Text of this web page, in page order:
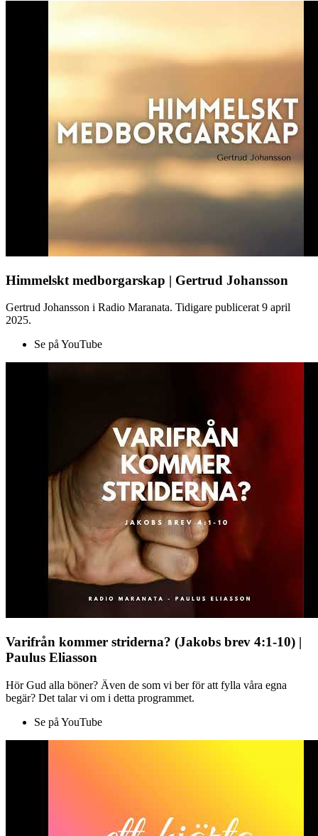
Himmelskt medborgarskap | Gertrud Johansson
Gertrud Johansson i Radio Maranata. Tidigare publicerat 9 april
2025.
Se på YouTube
Varifrån kommer striderna? (Jakobs brev 4:1-10) |
Paulus Eliasson
Hör Gud alla böner? Även de som vi ber för att fylla våra egna
begär? Det talar vi om i detta programmet.
Se på YouTube